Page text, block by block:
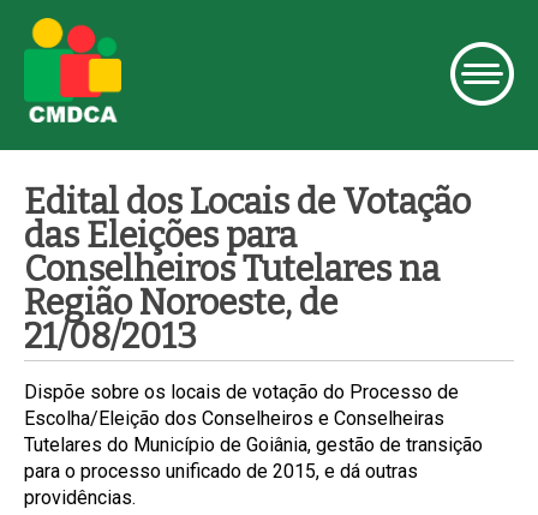
Edital dos Locais de Votação
das Eleições para
Conselheiros Tutelares na
Região Noroeste, de
21/08/2013
Dispõe sobre os locais de votação do Processo de
Escolha/Eleição dos Conselheiros e Conselheiras
Tutelares do Município de Goiânia, gestão de transição
para o processo unificado de 2015, e dá outras
providências.